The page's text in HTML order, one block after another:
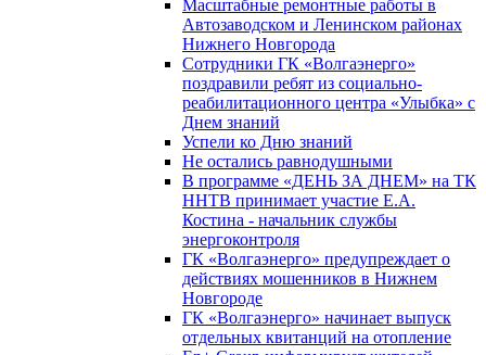
Масштабные ремонтные работы в
Автозаводском и Ленинском районах
Нижнего Новгорода
Сотрудники ГК «Волгаэнерго»
поздравили ребят из социально-
реабилитационного центра «Улыбка» с
Днем знаний
Успели ко Дню знаний
Не остались равнодушными
В программе «ДЕНЬ ЗА ДНЕМ» на ТК
ННТВ принимает участие Е.А.
Костина - начальник службы
энергоконтроля
ГК «Волгаэнерго» предупреждает о
действиях мошенников в Нижнем
Новгороде
ГК «Волгаэнерго» начинает выпуск
отдельных квитанций на отопление